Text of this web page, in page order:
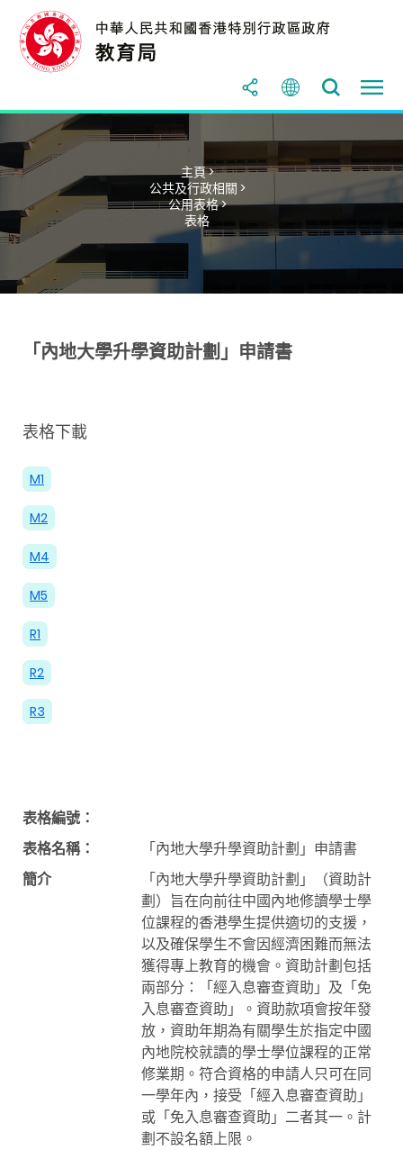
主頁 >
公共及行政相關 >
公用表格 >
表格
「內地大學升學資助計劃」申請書
表格下載
M1
M2
M4
M5
R1
R2
R3
表格編號：
表格名稱：
「內地大學升學資助計劃」申請書
簡介
「內地大學升學資助計劃」（資助計
劃）旨在向前往中國內地修讀學士學
位課程的香港學生提供適切的支援，
以及確保學生不會因經濟困難而無法
獲得專上教育的機會。資助計劃包括
兩部分：「經入息審查資助」及「免
入息審查資助」。資助款項會按年發
放，資助年期為有關學生於指定中國
內地院校就讀的學士學位課程的正常
修業期。符合資格的申請人只可在同
一學年內，接受「經入息審查資助」
或「免入息審查資助」二者其一。計
劃不設名額上限。